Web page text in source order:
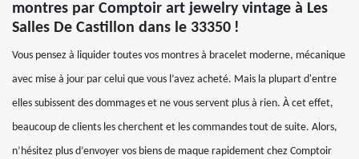
montres par Comptoir art jewelry vintage à Les
Salles De Castillon dans le 33350 !
Vous pensez à liquider toutes vos montres à bracelet moderne, mécanique
avec mise à jour par celui que vous l’avez acheté. Mais la plupart d'entre
elles subissent des dommages et ne vous servent plus à rien. À cet effet,
beaucoup de clients les cherchent et les commandes tout de suite. Alors,
n’hésitez plus d’envoyer vos biens de maque rapidement chez Comptoir